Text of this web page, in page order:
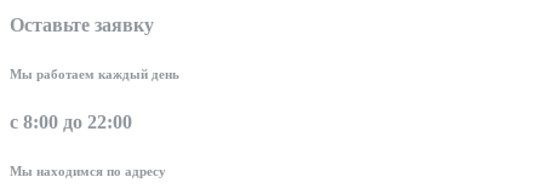
Оставьте заявку
Мы работаем каждый день
с 8:00 до 22:00
Мы находимся по адресу